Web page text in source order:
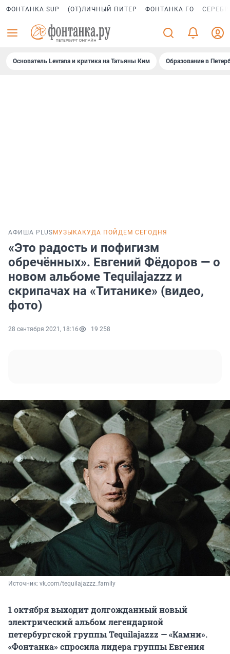
ФОНТАНКА SUP (ОТ)ЛИЧНЫЙ ПИТЕР ФОНТАНКА ГО
Основатель Levrana и критика на Татьяны Ким Образование в
АФИША PLUS МУЗЫКА КУДА ПОЙДЕМ СЕГОДНЯ
«Это радость и пофигизм
обречённых». Евгений Фёдоров — о
новом альбоме Tequilajazzz и
скрипачах на «Титанике» (видео,
фото)
28 сентября 2021, 18:16 19 258
Источник: vk.com/tequilajazzz_family
1 октября выходит долгожданный новый
электрический альбом легендарной
петербургской группы Tequilajazzz — «Камни».
«Фонтанка» спросила лидера группы Евгения